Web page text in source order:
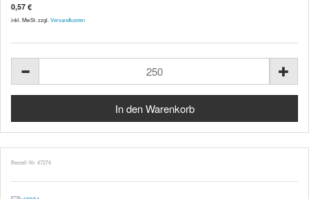
0,57 €
inkl. MwSt. zzgl. Versandkosten
Bestell-Nr. 47274